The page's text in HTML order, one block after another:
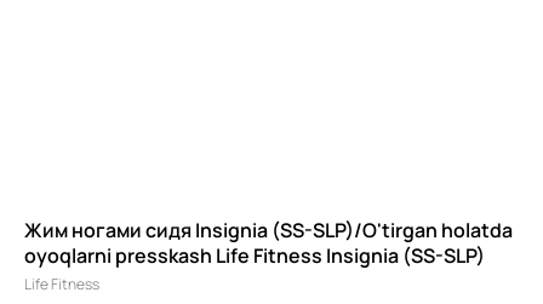
Жим ногами сидя Insignia (SS-SLP)/O'tirgan holatda
oyoqlarni presskash Life Fitness Insignia (SS-SLP)
Life Fitness